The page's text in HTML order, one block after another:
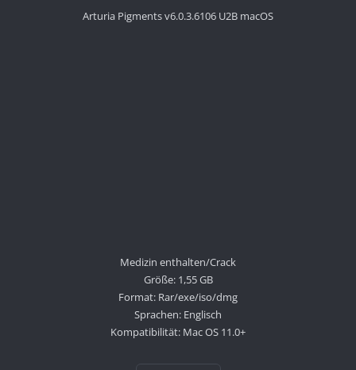
Arturia Pigments v6.0.3.6106 U2B macOS
Medizin enthalten/Crack
Größe: 1,55 GB
Format: Rar/exe/iso/dmg
Sprachen: Englisch
Kompatibilität: Mac OS 11.0+